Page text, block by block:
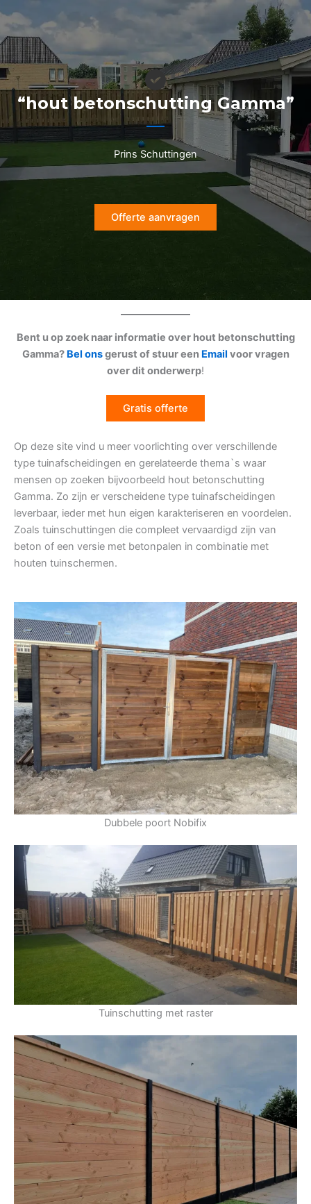
naar
de
inhoud
“hout betonschutting Gamma”
Prins Schuttingen
Offerte aanvragen
Bent u op zoek naar informatie over hout betonschutting
Gamma? Bel onsgerust of stuur een Email voor vragen
over dit onderwerp!
Gratis offerte
Op deze site vind u meer voorlichting over verschillende
type tuinafscheidingen en gerelateerde thema`s waar
mensen op zoeken bijvoorbeeld hout betonschutting
Gamma. Zo zijn er verscheidene type tuinafscheidingen
leverbaar, ieder met hun eigen karakteriseren en voordelen.
Zoals tuinschuttingen die compleet vervaardigd zijn van
beton of een versie met betonpalen in combinatie met
houten tuinschermen.
Dubbele poort Nobifix
Tuinschutting met raster